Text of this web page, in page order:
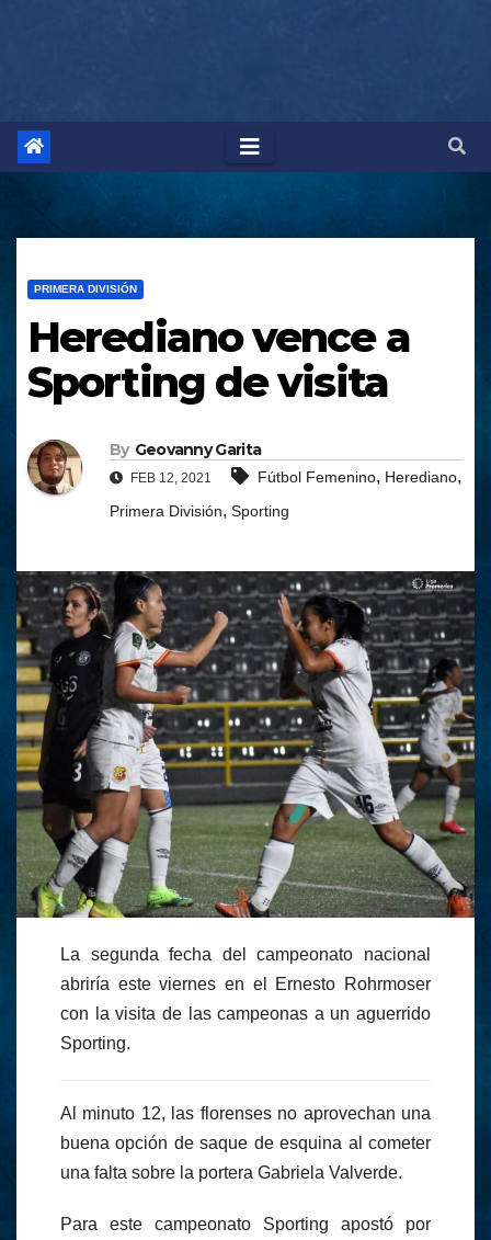
PRIMERA DIVISIÓN
Herediano vence a
Sporting de visita
By Geovanny Garita
FEB 12, 2021 Fútbol Femenino, Herediano,
Primera División, Sporting
La segunda fecha del campeonato nacional
abriría este viernes en el Ernesto Rohrmoser
con la visita de las campeonas a un aguerrido
Sporting.
Al minuto 12, las florenses no aprovechan una
buena opción de saque de esquina al cometer
una falta sobre la portera Gabriela Valverde.
Para este campeonato Sporting apostó por